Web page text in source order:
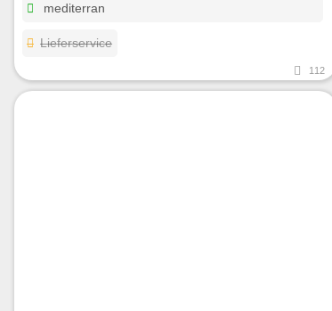
mediterran
Lieferservice
112